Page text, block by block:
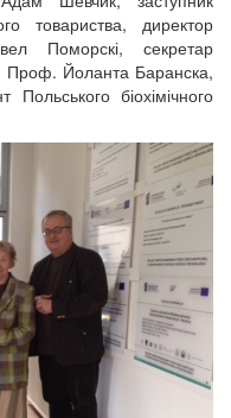
товариства, директор
Поморскі, секретар
Проф. Йоланта Баранска,
біохімічного